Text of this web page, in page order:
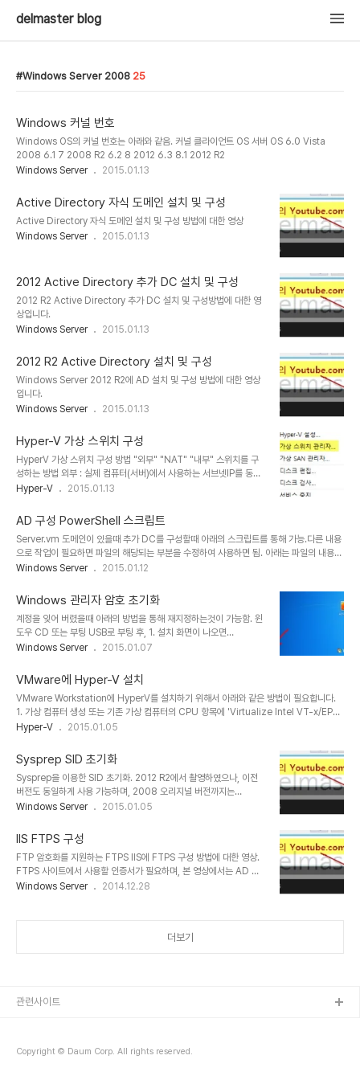
delmaster blog
Windows Server 2008 25
Windows 커널 번호
Windows OS의 커널 번호는 아래와 같음. 커널 클라이언트 OS 서버 OS 6.0 Vista
2008 6.1 7 2008 R2 6.2 8 2012 6.3 8.1 2012 R2
Windows Server
2015.01.13
Active Directory 자식 도메인 설치 및 구성
Active Directory 자식 도메인 설치 및 구성 방법에 대한 영상
Windows Server
2015.01.13
2012 Active Directory 추가 DC 설치 및 구성
2012 R2 Active Directory 추가 DC 설치 및 구성방법에 대한 영
상입니다.
Windows Server
2015.01.13
2012 R2 Active Directory 설치 및 구성
Windows Server 2012 R2에 AD 설치 및 구성 방법에 대한 영상
입니다.
Windows Server
2015.01.13
Hyper-V 가상 스위치 구성
HyperV 가상 스위치 구성 방법 "외부" "NAT" "내부" 스위치를 구
성하는 방법 외부 : 실제 컴퓨터(서버)에서 사용하는 서브넷IP를 동일
하게 사용가능 NAT : 내부 어댑터로 생성 후 "외부" 어댑터의 공유 기
용 가능한 네트워크 1. HyperV 관리 콘솔에서 실행 2. 외부 가상 스
위치 생성 3. 이름을 "외부" 로 설정 4. 내부 가상 스위치 추가 5.
NAT 어댑터로 사용할 예정이므로 이름을 "NAT"로 지정 6. 새로운
내부 가상스위치 생성 7. 내부에서만 사용할 예정이므로 이름을 "내
부"로 지정 상기 내용까지 적용 됨을 확인 후, 확인버튼을 눌러 창 닫
Hyper-V 2015.01.13
AD 구성 PowerShell 스크립트
Server.vm 도메인이 있을때 추가 DC를 구성할때 아래의 스크립트를 통해 가능.다른 내용
으로 작업이 필요하면 파일의 해당되는 부분을 수정하여 사용하면 됨. 아래는 파일의 내용
## AD DS 배포용 Windows PowerShell 스크립트# Import-Module
NoGlobalCatalog:$false `-CreateDnsDelegation:$false `-Credential
(Get-Credential) `-CriticalReplicationOnly:$false `-DatabasePath
"C:\Windows\NTDS" `-DomainName "server.vm" `-InstallDns:$true `-
LogPat..
Windows Server 2015.01.12
Windows 관리자 암호 초기화
계정을 잊어 버렸을때 아래의 방법을 통해 재지정하는것이 가능함. 윈
도우 CD 또는 부팅 USB로 부팅 후, 1. 설치 화면이 나오면
Shift+F10을 눌러 CMD 창을 띄움. 2. C: 또는 D:를 입력해서 윈도
있는 경로로 이동cd windows\system32 4. utilman.exe의 이
름 변경move .\utilman.exe .\utilman.exe_ 5. cmd를
utilman으로 복사copy .\cmd.exe .\utilman.exe 6. 재부팅 7.
윈도우 부팅 후 아래의 버튼을 누르면 CMD 창이 뜸. 8. CMD 창에
서 아래의 명령어 입력 후 암호 재 지정net user administrator *
Windows Server 2015.01.07
VMware에 Hyper-V 설치
VMware Workstation에 HyperV를 설치하기 위해서 아래와 같은 방법이 필요합니다.
1. 가상 컴퓨터 생성 또는 기존 가상 컴퓨터의 CPU 항목에 'Virtualize Intel VT-x/EPT
or AMD-V/RVI 항목 체크 2. 가상 컴퓨터의 실제 파일이 있는 경로로 이동 후 '가상컴퓨터
끝.
Hyper-V 2015.01.05
Sysprep SID 초기화
Sysprep을 이용한 SID 초기화. 2012 R2에서 촬영하였으나, 이전
버전도 동일하게 사용 가능하며, 2008 오리지널 버전까지는
NewSID를 사용하는것이 더 편리합니다..
Windows Server 2015.01.05
IIS FTPS 구성
FTP 암호화를 지원하는 FTPS IIS에 FTPS 구성 방법에 대한 영상.
FTPS 사이트에서 사용할 인증서가 필요하며, 본 영상에서는 AD CS
를 설치해 촬영하였음. 서버구성의 인증서와 FTPS 사이트의 인증서
Windows Server 2014.12.28
더보기
Copyright © Daum Corp. All rights reserved.
관련사이트